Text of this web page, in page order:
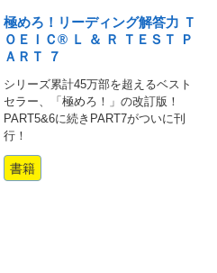
極めろ！リーディング解答力 Ｔ
ＯＥＩＣ® Ｌ ＆ Ｒ ＴＥＳＴ Ｐ
ＡＲＴ ７
シリーズ累計45万部を超えるベスト
セラー、「極めろ！」の改訂版！
PART5&6に続きPART7がついに刊
行！
書籍